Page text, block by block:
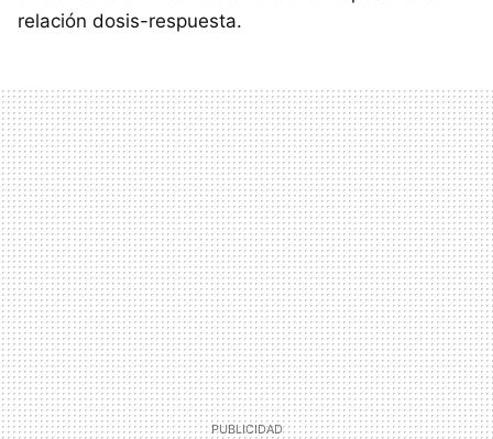
relación dosis-respuesta.